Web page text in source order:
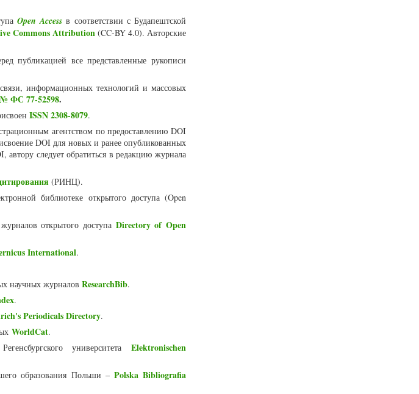
Open Access в соответствии с Будапештской
Commons Attribution(CC-BY 4.0). Авторские
публикацией все представленные рукописи
информационных технологий и массовых
ФС 77-52598.
ISSN 2308-8079.
агентством по предоставлению DOI
DOI для новых и ранее опубликованных
следует обратиться в редакцию журнала
(РИНЦ).
библиотеке открытого доступа (Open
открытого доступа Directory of Open
International.
научных журналов ResearchBib.
.
Periodicals Directory.
WorldCat.
университета Elektronischen
образования Польши – Polska Bibliografia